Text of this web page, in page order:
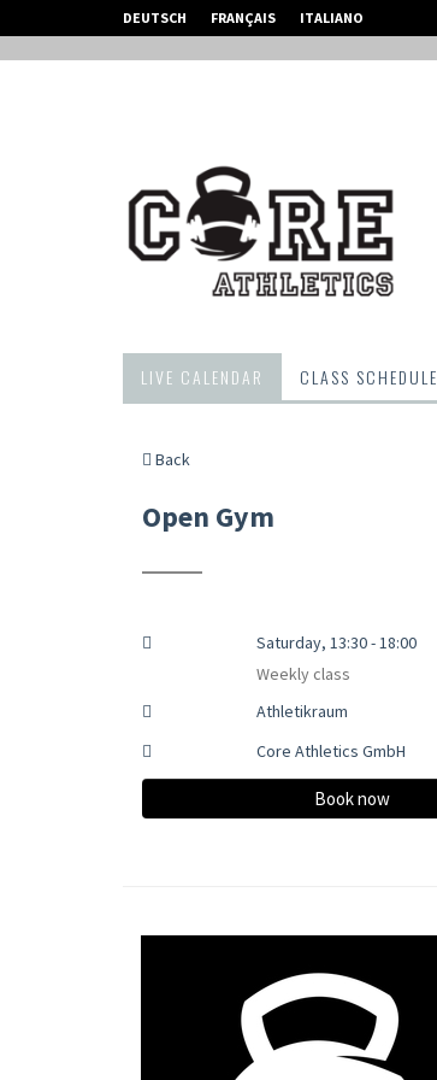
DEUTSCH FRANÇAIS ITALIANO
LIVE CALENDAR CLASS SCHEDULE
Back
Open Gym
Saturday, 13:30 - 18:00
Weekly class
Athletikraum
Core Athletics GmbH
Book now